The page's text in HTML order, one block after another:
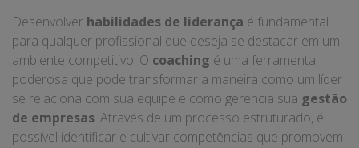
Desenvolver habilidades de liderança é fundamental
para qualquer profissional que deseja se destacar em um
ambiente competitivo. O coaching é uma ferramenta
poderosa que pode transformar a maneira como um líder
se relaciona com sua equipe e como gerencia sua gestão
de empresas. Através de um processo estruturado, é
possível identificar e cultivar competências que promovem